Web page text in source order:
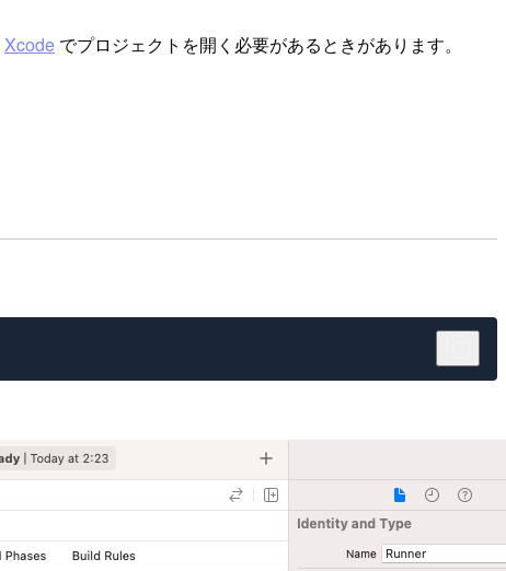
Xcode でプロジェクトを開く必要があるときがあります。